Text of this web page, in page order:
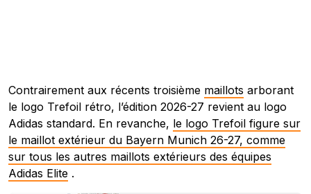
Contrairement aux récents troisième maillots arborant
le logo Trefoil rétro, l’édition 2026-27 revient au logo
Adidas standard. En revanche, le logo Trefoil figure sur
le maillot extérieur du Bayern Munich 26-27, comme
sur tous les autres maillots extérieurs des équipes
Adidas Elite .